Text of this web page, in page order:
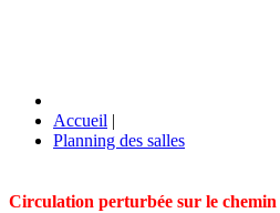
Accueil |
Planning des salles
Circulation perturbée sur le chemin